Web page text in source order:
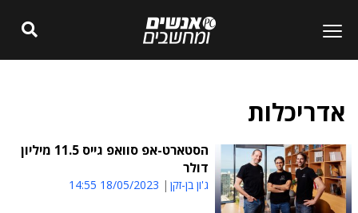
אדריכלות
הסטארט-אפ סוואפ גייס 11.5 מיליון
דולר
ג'ון בן-זקן 18/05/2023 14:55